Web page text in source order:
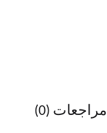
مراجعات (0)